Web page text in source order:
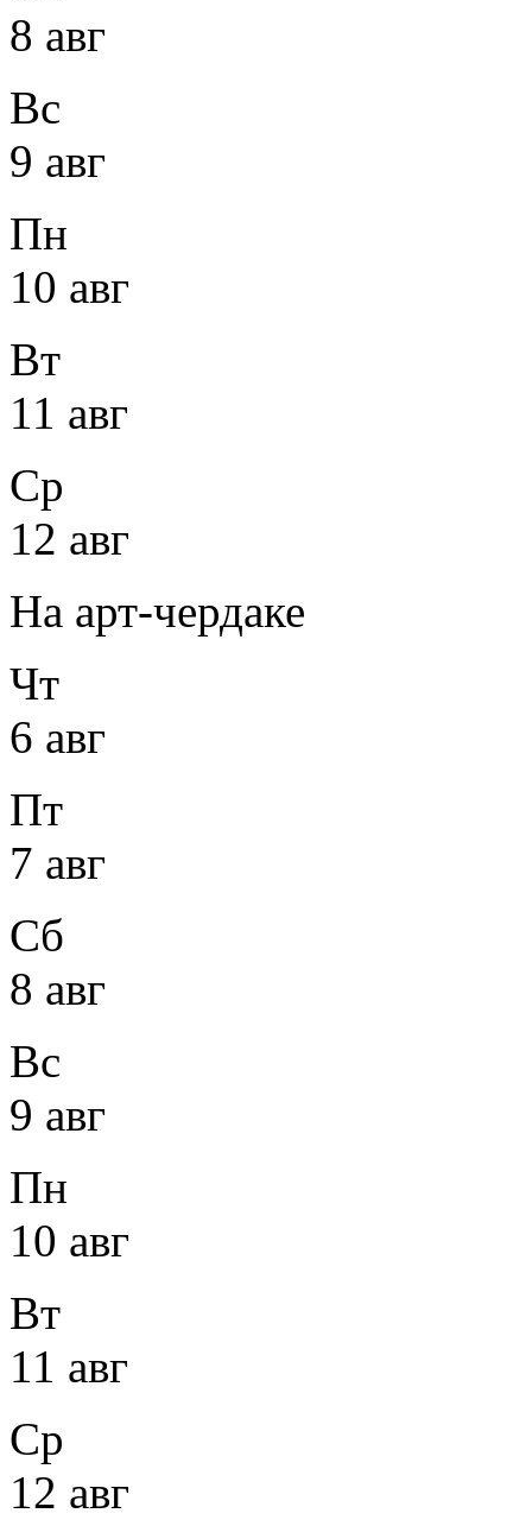
8 авг
Вс
9 авг
Пн
10 авг
Вт
11 авг
Ср
12 авг
На арт-чердаке
Чт
6 авг
Пт
7 авг
Сб
8 авг
Вс
9 авг
Пн
10 авг
Вт
11 авг
Ср
12 авг